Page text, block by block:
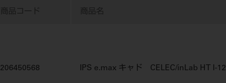
商品コード 商品名
206450568 IPS e.max キャド CELEC/inLab HT I-12